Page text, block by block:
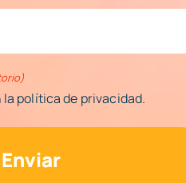
política de privacidad.